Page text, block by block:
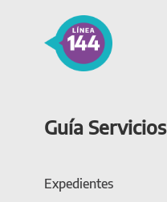
Guía Servicios
Expedientes